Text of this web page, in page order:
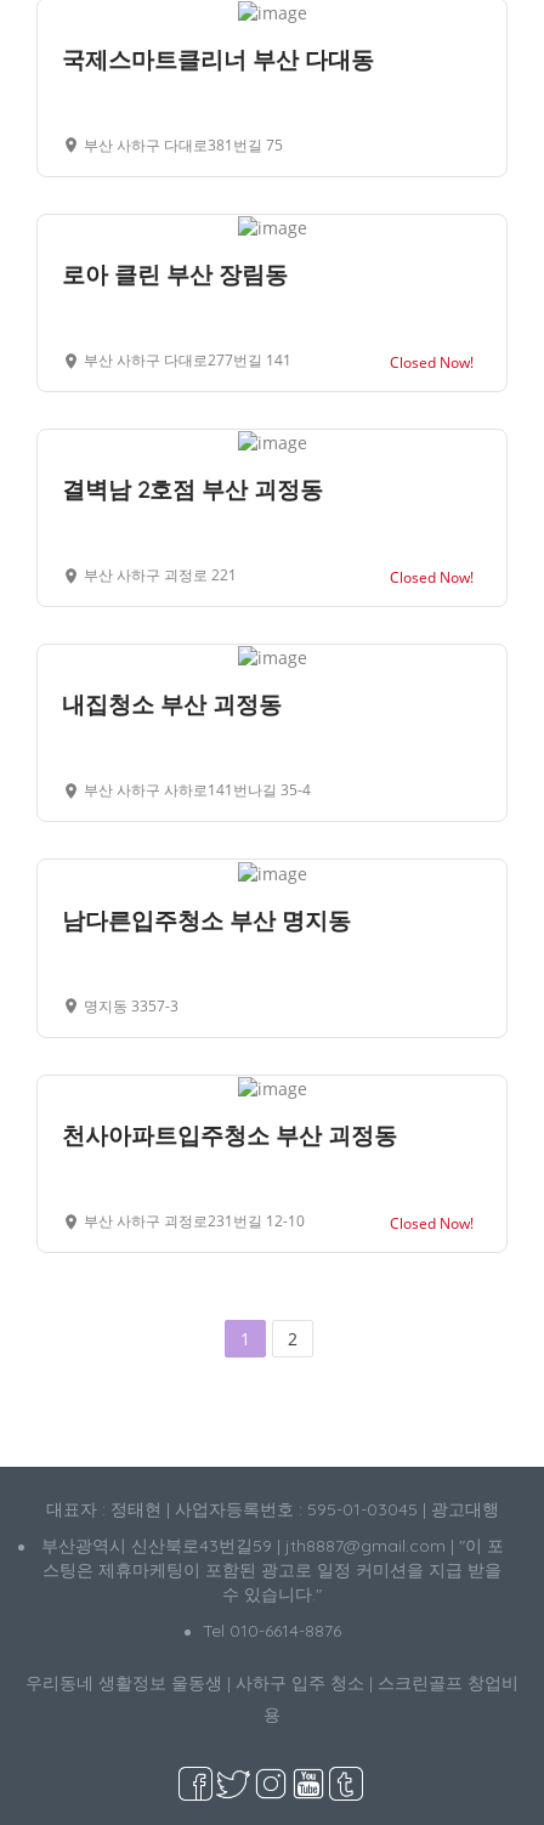
국제스마트클리너 부산 다대동
부산 사하구 다대로381번길 75
로아 클린 부산 장림동
부산 사하구 다대로277번길 141 Closed Now!
결벽남 2호점 부산 괴정동
부산 사하구 괴정로 221 Closed Now!
내집청소 부산 괴정동
부산 사하구 사하로141번나길 35-4
남다른입주청소 부산 명지동
명지동 3357-3
천사아파트입주청소 부산 괴정동
부산 사하구 괴정로231번길 12-10 Closed Now!
1 2
대표자 : 정태현 | 사업자등록번호 : 595-01-03045 | 광고대행
부산광역시 신산북로43번길59 | jth8887@gmail.com | "이 포
스팅은 제휴마케팅이 포함된 광고로 일정 커미션을 지급 받을
수 있습니다."
Tel 010-6614-8876
우리동네 생활정보 울동생 | 사하구 입주 청소 | 스크린골프 창업비
용